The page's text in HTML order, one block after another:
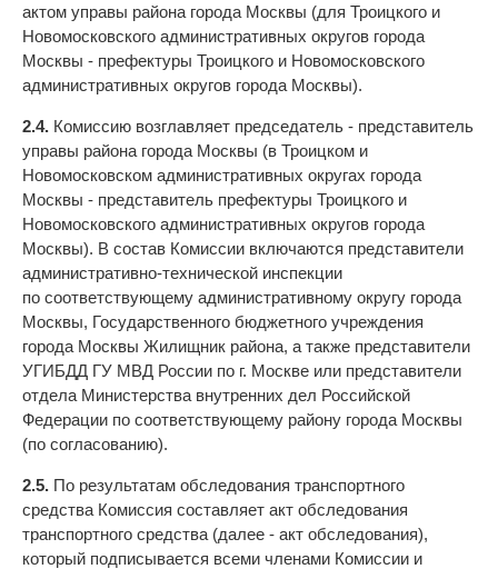
актом управы района города Москвы (для Троицкого и
Новомосковского административных округов города
Москвы - префектуры Троицкого и Новомосковского
административных округов города Москвы).
2.4. Комиссию возглавляет председатель - представитель
управы района города Москвы (в Троицком и
Новомосковском административных округах города
Москвы - представитель префектуры Троицкого и
Новомосковского административных округов города
Москвы). В состав Комиссии включаются представители
административно-технической инспекции
по соответствующему административному округу города
Москвы, Государственного бюджетного учреждения
города Москвы Жилищник района, а также представители
УГИБДД ГУ МВД России по г. Москве или представители
отдела Министерства внутренних дел Российской
Федерации по соответствующему району города Москвы
(по согласованию).
2.5. По результатам обследования транспортного
средства Комиссия составляет акт обследования
транспортного средства (далее - акт обследования),
который подписывается всеми членами Комиссии и